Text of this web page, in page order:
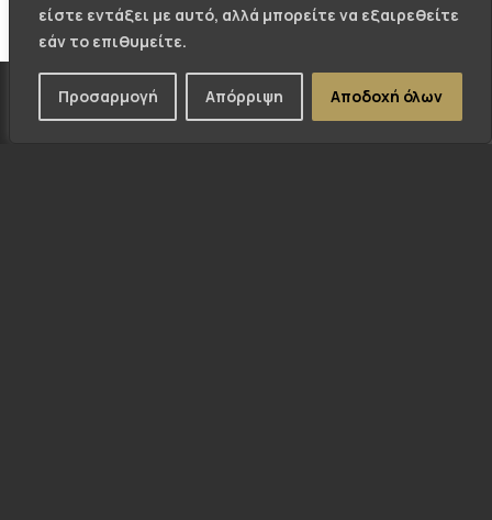
είστε εντάξει με αυτό, αλλά μπορείτε να εξαιρεθείτε
εάν το επιθυμείτε.
Προσαρμογή Απόρριψη Αποδοχή όλων
ΠΡΟΗΓΟΎΜΕΝΟ - ΕΠΟΜΕΝΟ -